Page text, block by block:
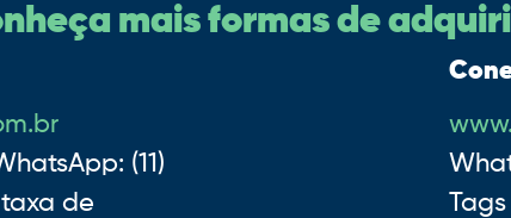
mais formas de
(11)
de